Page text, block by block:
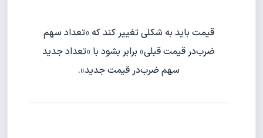
قیمت باید به شکلی تغییر کند که «تعداد سهم
ضرب‌در قیمت قبلی» برابر بشود با «تعداد جدید
سهم ضرب‌در قیمت جدید».